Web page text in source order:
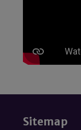
Sitemap